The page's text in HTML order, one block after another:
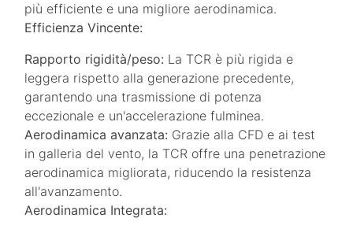
più efficiente e una migliore aerodinamica.
Efficienza Vincente:
Rapporto rigidità/peso: La TCR è più rigida e
leggera rispetto alla generazione precedente,
garantendo una trasmissione di potenza
eccezionale e un'accelerazione fulminea.
Aerodinamica avanzata: Grazie alla CFD e ai test
in galleria del vento, la TCR offre una penetrazione
aerodinamica migliorata, riducendo la resistenza
all'avanzamento.
Aerodinamica Integrata: